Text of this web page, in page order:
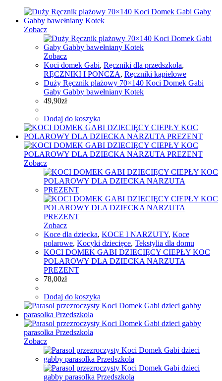
Zobacz
Zobacz
Koci domek Gabi, Ręczniki dla przedszkola,
RĘCZNIKI I PONCZA, Ręczniki kąpielowe
Duży Ręcznik plażowy 70×140 Koci Domek Gabi
Gaby Gabby bawełniany Kotek
49,90zł
Dodaj do koszyka
Zobacz
Zobacz
Koce dla dziecka, KOCE I NARZUTY, Koce
polarowe, Kocyki dziecięce, Tekstylia dla domu
KOCI DOMEK GABI DZIECIĘCY CIEPŁY KOC
POLAROWY DLA DZIECKA NARZUTA
PREZENT
78,00zł
Dodaj do koszyka
Zobacz